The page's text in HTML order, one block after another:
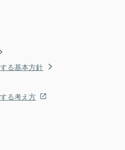
る基本方針
る考え方